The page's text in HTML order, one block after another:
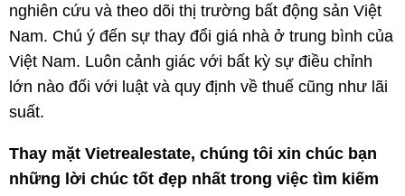
nghiên cứu và theo dõi thị trường bất động sản Việt
Nam. Chú ý đến sự thay đổi giá nhà ở trung bình của
Việt Nam. Luôn cảnh giác với bất kỳ sự điều chỉnh
lớn nào đối với luật và quy định về thuế cũng như lãi
suất.
Thay mặt Vietrealestate, chúng tôi xin chúc bạn
những lời chúc tốt đẹp nhất trong việc tìm kiếm